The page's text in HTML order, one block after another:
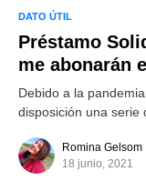
DATO ÚTIL
Préstamo
me abonarán
Debido a la
disposición una serie
Romina Gelsom
18 junio, 2021